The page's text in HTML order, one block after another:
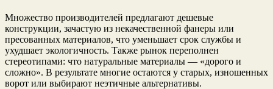
Множество производителей предлагают дешевые
конструкции, зачастую из некачественной фанеры или
пресованных материалов, что уменьшает срок службы и
ухудшает экологичность. Также рынок переполнен
стереотипами: что натуральные материалы — «дорого и
сложно». В результате многие остаются у старых, изношенных
ворот или выбирают неэтичные альтернативы.